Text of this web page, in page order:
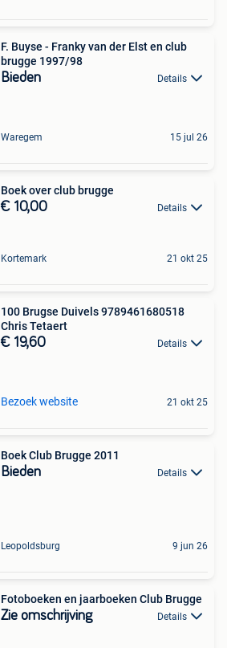
F. Buyse - Franky van der Elst en club
brugge 1997/98
Bieden Details
Waregem 15 jul 26
Boek over club brugge
€ 10,00 Details
Kortemark 21 okt 25
100 Brugse Duivels 9789461680518
Chris Tetaert
€ 19,60 Details
Bezoek website 21 okt 25
Boek Club Brugge 2011
Bieden Details
Leopoldsburg 9 jun 26
Fotoboeken en jaarboeken Club Brugge
Zie omschrijving Details